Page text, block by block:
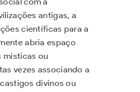
antigas, a
científicas para a
abria espaço
místicas ou
vezes associando a
divinos ou